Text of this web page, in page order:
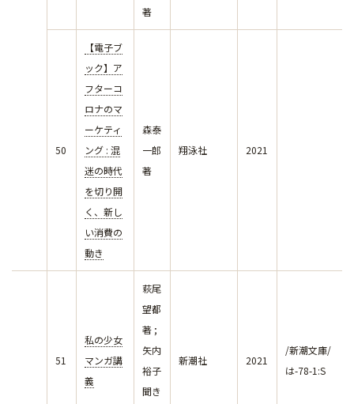
著
50
【電子ブ
ック】ア
フターコ
ロナのマ
ーケティ
ング : 混
迷の時代
を切り開
く、新し
い消費の
動き
森泰
一郎
著
翔泳社 2021
51
私の少女
マンガ講
義
萩尾
望都
著 ;
矢内
裕子
聞き
新潮社 2021
/新潮文庫/
は-78-1:S